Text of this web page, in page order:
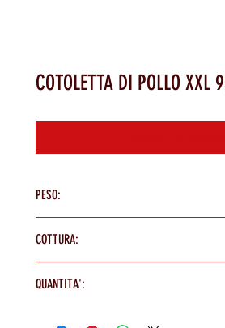
COTOLETTA DI POLLO XXL
PESO:
COTTURA:
QUANTITA':